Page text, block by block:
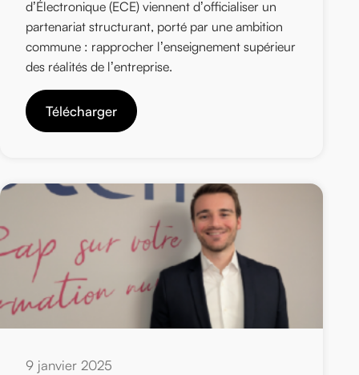
d’Électronique (ECE) viennent d’officialiser un
partenariat structurant, porté par une ambition
commune : rapprocher l’enseignement supérieur
des réalités de l’entreprise.
Télécharger
9 janvier 2025